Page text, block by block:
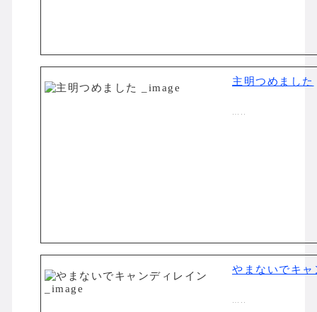
主明つめました
…..
やまないでキ
…..